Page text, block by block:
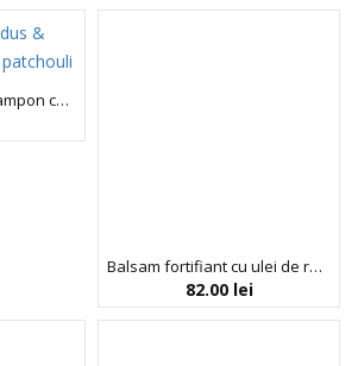
2 in 1 gel de dus & sampon cu ulei de patchouli, carbune si vitamina B5, Black Energy, BIOBAZA [GENTLE]MEN, 30 ml
Balsam fortifiant cu ulei de rozmarin pentru parul cret, Strong Curls, Umberto Giannini, 250 ml
82.00 lei